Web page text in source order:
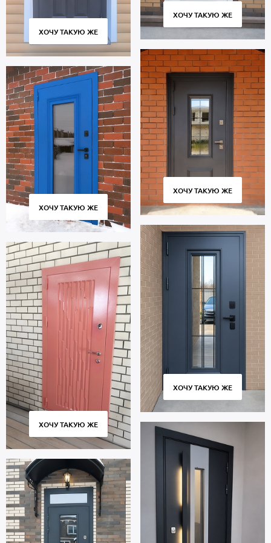
ХОЧУ ТАКУЮ ЖЕ
ХОЧУ ТАКУЮ ЖЕ
ХОЧУ ТАКУЮ ЖЕ
ХОЧУ ТАКУЮ ЖЕ
ХОЧУ ТАКУЮ ЖЕ
ХОЧУ ТАКУЮ ЖЕ